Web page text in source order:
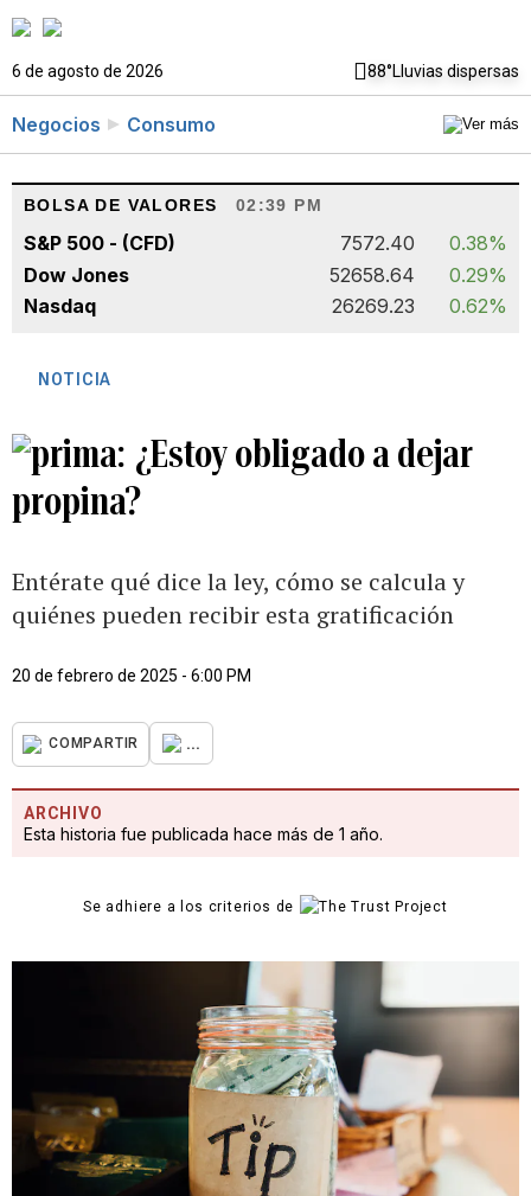
6 de agosto de 2026 88°Lluvias dispersas
Negocios Consumo
BOLSA DE VALORES 02:39 PM
S&P 500 - (CFD) 7572.40
0.38%
Dow Jones
52658.64
0.29%
Nasdaq
26269.23 0.62%
NOTICIA
¿Estoy obligado a dejar
propina?
Entérate qué dice la ley, cómo se calcula y
quiénes pueden recibir esta gratificación
20 de febrero de 2025 - 6:00 PM
COMPARTIR ...
ARCHIVO
Esta historia fue publicada hace más de 1 año.
Se adhiere a los criterios de